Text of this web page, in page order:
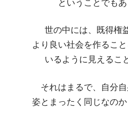
ということでもあ
世の中には、既得権
より良い社会を作るこ
いるように見えるこ
それはまるで、自分
姿とまったく同じなのか